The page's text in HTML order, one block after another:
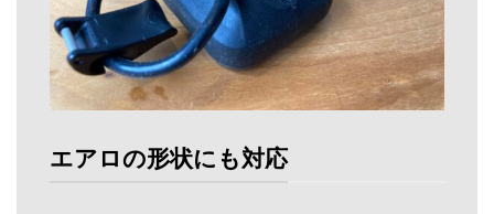
エアロの形状にも対応